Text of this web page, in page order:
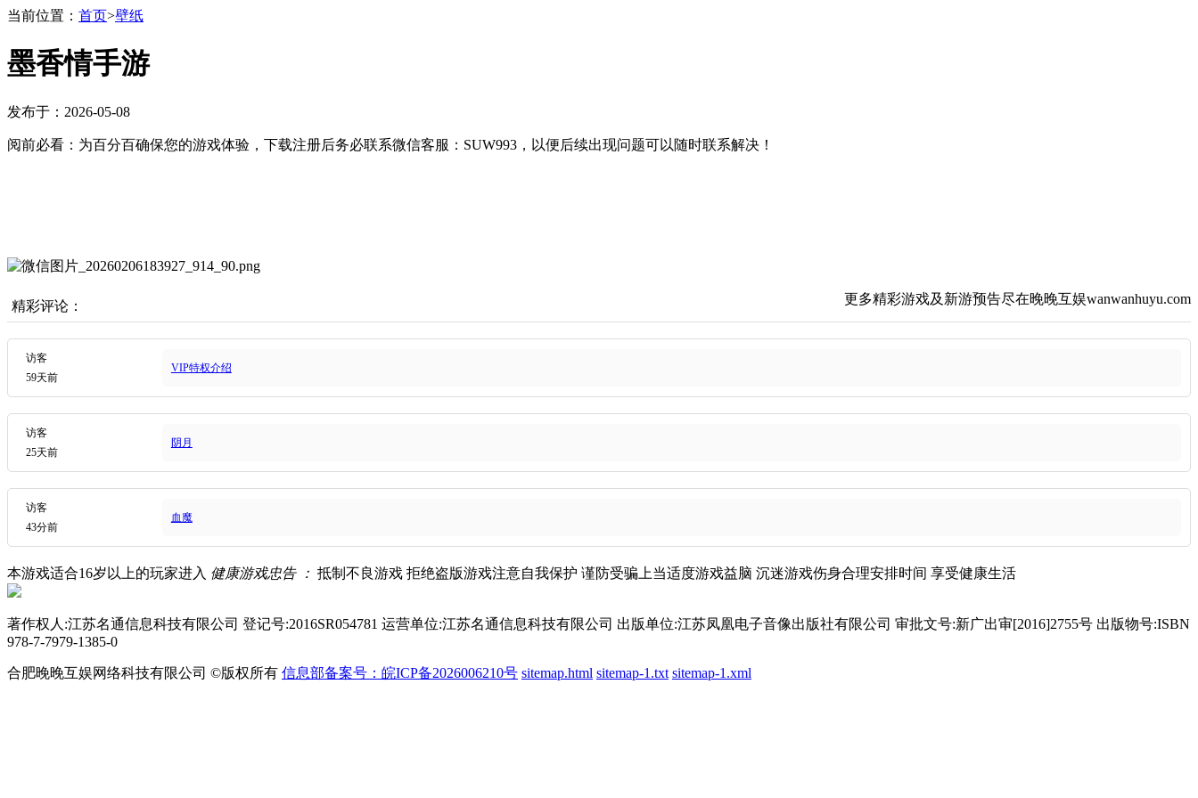
当前位置： 首页>壁纸
墨香情手游
发布于：2026-05-08
阅前必看：为百分百确保您的游戏体验，下载注册后务必联系微信客服：SUW993，以便后续出现问题可以随时联系解决！
更多精彩游戏及新游预告尽在晚晚互娱wanwanhuyu.com
精彩评论：
访客
59天前
VIP特权介绍
访客
25天前
阴月
访客
43分前
血魔
本游戏适合16岁以上的玩家进入 健康游戏忠告 ： 抵制不良游戏 拒绝盗版游戏注意自我保护 谨防受骗上当适度游戏益脑 沉迷游戏伤身合理安排时间 享受健康生活
著作权人:江苏名通信息科技有限公司 登记号:2016SR054781 运营单位:江苏名通信息科技有限公司 出版单位:江苏凤凰电子音像出版社有限公司 审批文号:新广出审[2016]2755号 出版物号:ISBN
978-7-7979-1385-0
合肥晚晚互娱网络科技有限公司 ©版权所有 信息部备案号：皖ICP备2026006210号 sitemap.html sitemap-1.txt sitemap-1.xml